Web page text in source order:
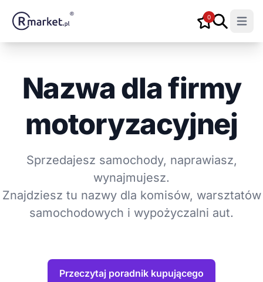
0
Open
Nazwa dla firmy
motoryzacyjnej
Sprzedajesz samochody, naprawiasz,
wynajmujesz.
Znajdziesz tu nazwy dla komisów, warsztatów
samochodowych i wypożyczalni aut.
Przeczytaj poradnik kupującego